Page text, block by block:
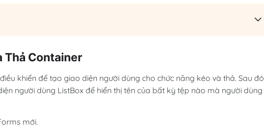
Thả Container
khiển để tạo giao diện người dùng cho chức năng kéo và thả. Sau đó,
người dùng ListBox để hiển thị tên của bất kỳ tệp nào mà người dùng
mới.